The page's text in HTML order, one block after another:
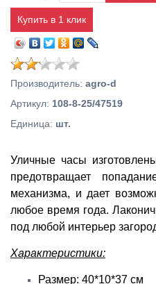
Купить в 1 клик
Производитель: agro-d
Артикул: 108-8-25/47519
Единица: шт.
Уличные часы
предотвращает
механизма, и дает
любое время года.
под любой интерьер
Характеристики:
Размер: 40*10*37 см